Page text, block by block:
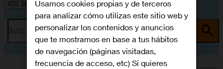
iOS 16.0
Busca por problema o tema
Usamos cookies propias y de terceros
para analizar cómo utilizas este sitio web y
personalizar los contenidos y anuncios
que te mostramos en base a tus hábitos
de navegación (páginas visitadas,
frecuencia de acceso, etc) Si quieres